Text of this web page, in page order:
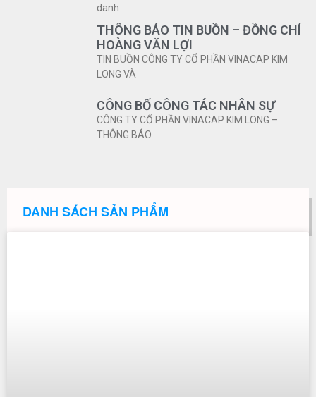
danh
THÔNG BÁO TIN BUỒN – ĐỒNG CHÍ
HOÀNG VĂN LỢI
TIN BUỒN CÔNG TY CỔ PHẦN VINACAP KIM
LONG VÀ
CÔNG BỐ CÔNG TÁC NHÂN SỰ
CÔNG TY CỔ PHẦN VINACAP KIM LONG –
THÔNG BÁO
DANH SÁCH SẢN PHẨM